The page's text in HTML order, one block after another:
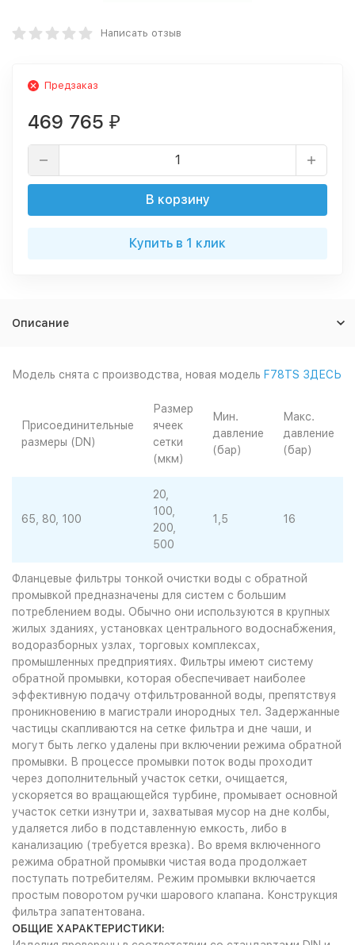
Написать отзыв
Предзаказ
469 765 ₽
В корзину
Купить в 1 клик
Описание
Модель снята с производства, новая модель F78TS ЗДЕСЬ
Присоединительные
размеры (DN)
Размер
ячеек
сетки
(мкм)
Мин.
давление
(бар)
Макс.
давление
(бар)
65, 80, 100
20,
100,
200,
500
1,5 16
Фланцевые фильтры тонкой очистки воды с обратной
промывкой предназначены для систем с большим
потреблением воды. Обычно они используются в крупных
жилых зданиях, установках центрального водоснабжения,
водоразборных узлах, торговых комплексах,
промышленных предприятиях. Фильтры имеют систему
обратной промывки, которая обеспечивает наиболее
эффективную подачу отфильтрованной воды, препятствуя
проникновению в магистрали инородных тел. Задержанные
частицы скапливаются на сетке фильтра и дне чаши, и
могут быть легко удалены при включении режима обратной
промывки. В процессе промывки поток воды проходит
через дополнительный участок сетки, очищается,
ускоряется во вращающейся турбине, промывает основной
участок сетки изнутри и, захватывая мусор на дне колбы,
удаляется либо в подставленную емкость, либо в
канализацию (требуется врезка). Во время включенного
режима обратной промывки чистая вода продолжает
поступать потребителям. Режим промывки включается
простым поворотом ручки шарового клапана. Конструкция
фильтра запатентована.
ОБЩИЕ ХАРАКТЕРИСТИКИ: